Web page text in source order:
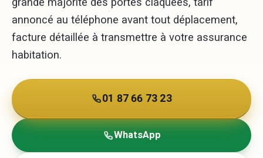
annoncé au téléphone avant tout déplacement,
facture détaillée à transmettre à votre assurance
habitation.
01 87 66 73 23
WhatsApp